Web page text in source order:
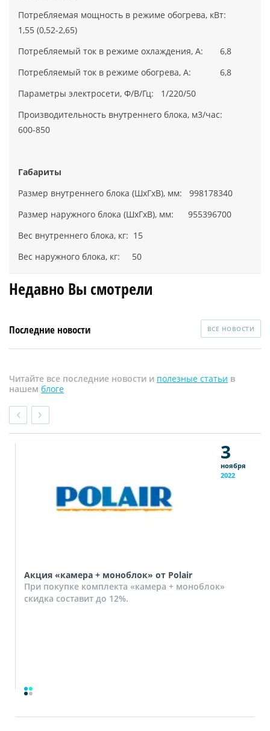
Потребляемая мощность в режиме обогрева, кВт:
1,55 (0,52-2,65)
Потребляемый ток в режиме охлаждения, А: 6,8
Потребляемый ток в режиме обогрева, А: 6,8
Параметры электросети, Ф/В/Гц: 1/220/50
Производительность внутреннего блока, м3/час:
600-850
Габариты
Размер внутреннего блока (ШхГхВ), мм: 998178340
Размер наружного блока (ШхГхВ), мм: 955396700
Вес внутреннего блока, кг: 15
Вес наружного блока, кг: 50
Недавно Вы смотрели
Последние новости ВСЕ НОВОСТИ
Читайте все последние новости и полезные статьи в
нашем блоге
3
ноября
2022
Акция «камера + моноблок» от Polair
При покупке комплекта «камера + моноблок»
скидка составит до 12%.